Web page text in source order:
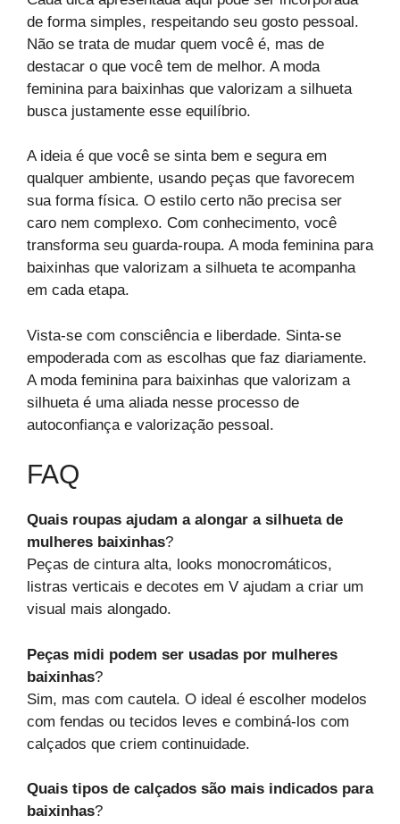
de forma simples, respeitando seu gosto pessoal.
Não se trata de mudar quem você é, mas de
destacar o que você tem de melhor. A moda
feminina para baixinhas que valorizam a silhueta
busca justamente esse equilíbrio.
A ideia é que você se sinta bem e segura em
qualquer ambiente, usando peças que favorecem
sua forma física. O estilo certo não precisa ser
caro nem complexo. Com conhecimento, você
transforma seu guarda-roupa. A moda feminina para
baixinhas que valorizam a silhueta te acompanha
em cada etapa.
Vista-se com consciência e liberdade. Sinta-se
empoderada com as escolhas que faz diariamente.
A moda feminina para baixinhas que valorizam a
silhueta é uma aliada nesse processo de
autoconfiança e valorização pessoal.
FAQ
Quais roupas ajudam a alongar a silhueta de
mulheres baixinhas?
Peças de cintura alta, looks monocromáticos,
listras verticais e decotes em V ajudam a criar um
visual mais alongado.
Peças midi podem ser usadas por mulheres
baixinhas?
Sim, mas com cautela. O ideal é escolher modelos
com fendas ou tecidos leves e combiná-los com
calçados que criem continuidade.
Quais tipos de calçados são mais indicados para
baixinhas?